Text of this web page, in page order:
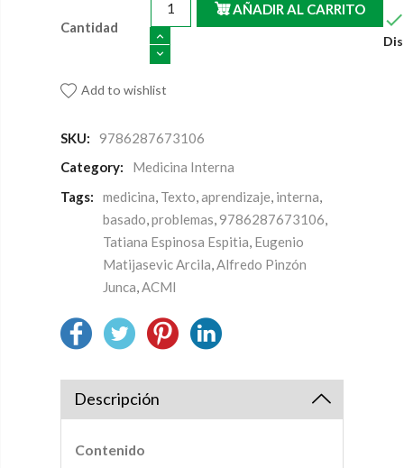
Cantidad
AÑADIR AL CARRITO

Add to wishlist
SKU:
9786287673106
Category:
Medicina Interna
Tags:
medicina, Texto,aprendizaje, interna,
basado,problemas,9786287673106,
Tatiana Espinosa Espitia, Eugenio
Matijasevic Arcila,Alfredo Pinzón
Junca,ACMI
Descripción
Contenido